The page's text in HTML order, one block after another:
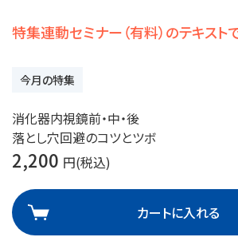
特集連動セミナー（有料）のテキスト
今月の特集
消化器内視鏡前・中・後
落とし穴回避のコツとツボ
2,200 円(税込)
カートに入れる